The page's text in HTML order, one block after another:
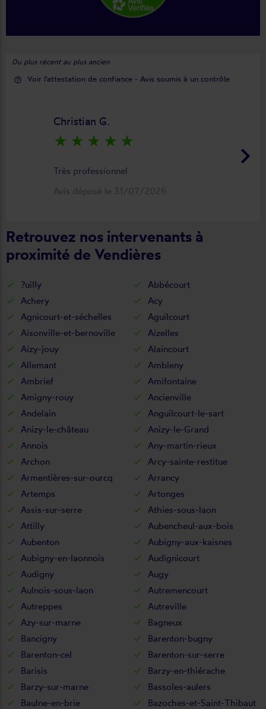
Du plus récent au plus ancien
help_outline Voir l'attestation de confiance - Avis soumis à un contrôle
keyboard_arrow_right
Christian G.
star_rate star_rate star_rate star_rate star_rate
Très professionnel
Avis déposé le 31/07/2026
Retrouvez nos intervenants à
proximité de Vendières
?uilly
Abbécourt
Achery
Acy
Agnicourt-et-séchelles
Aguilcourt
Aisonville-et-bernoville
Aizelles
Aizy-jouy
Alaincourt
Allemant
Ambleny
Ambrief
Amifontaine
Amigny-rouy
Ancienville
Andelain
Anguilcourt-le-sart
Anizy-le-château
Anizy-le-Grand
Annois
Any-martin-rieux
Archon
Arcy-sainte-restitue
Armentières-sur-ourcq
Arrancy
Artemps
Artonges
Assis-sur-serre
Athies-sous-laon
Attilly
Aubencheul-aux-bois
Aubenton
Aubigny-aux-kaisnes
Aubigny-en-laonnois
Audignicourt
Audigny
Augy
Aulnois-sous-laon
Autremencourt
Autreppes
Autreville
Azy-sur-marne
Bagneux
Bancigny
Barenton-bugny
Barenton-cel
Barenton-sur-serre
Barisis
Barzy-en-thiérache
Barzy-sur-marne
Bassoles-aulers
Baulne-en-brie
Bazoches-et-Saint-Thibaut